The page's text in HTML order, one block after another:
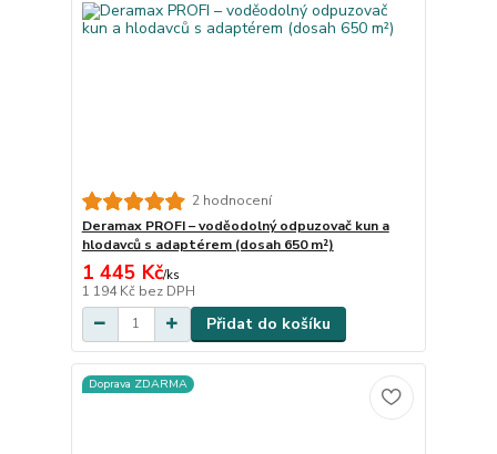
2 hodnocení
Deramax PROFI – voděodolný odpuzovač kun a
hlodavců s adaptérem (dosah 650 m²)
1 445 Kč/ks
1 194 Kč bez DPH
Přidat do košíku
Doprava ZDARMA